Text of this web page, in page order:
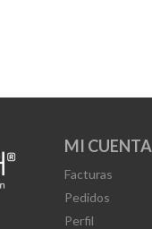
MI CUENTA
Facturas
Pedidos
Perfil